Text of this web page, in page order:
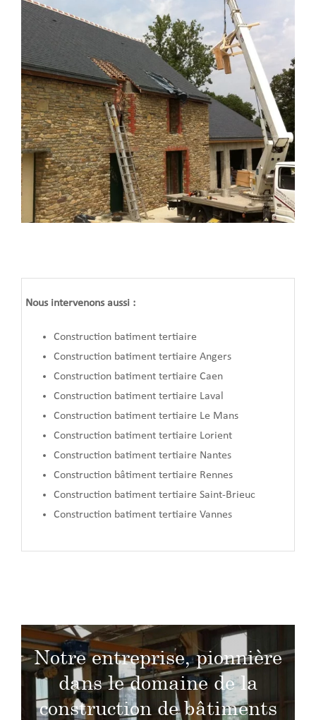
Nous intervenons aussi :
Construction batiment tertiaire
Construction batiment tertiaire Angers
Construction batiment tertiaire Caen
Construction batiment tertiaire Laval
Construction batiment tertiaire Le Mans
Construction batiment tertiaire Lorient
Construction batiment tertiaire Nantes
Construction bâtiment tertiaire Rennes
Construction batiment tertiaire Saint-Brieuc
Construction batiment tertiaire Vannes
Notre entreprise, pionnière
dans le domaine de la
construction de bâtiments